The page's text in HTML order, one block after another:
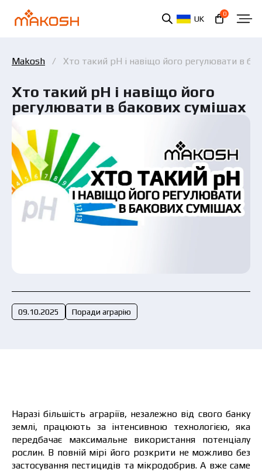
UK
0
Makosh Хто такий рН і навіщо його регулювати в
Хто такий рН і навіщо його
регулювати в бакових сумішах
09.10.2025 Поради аграрію
Наразі більшість аграріїв, незалежно від свого банку
землі, працюють за інтенсивною технологією, яка
передбачає максимальне використання потенціалу
рослин. В повній мірі його розкрити не можливо без
застосування пестицидів та мікродобрив. А вже саме
Ви ознайомилися та погоджуєтеся з політикою
захисту персональних даних.